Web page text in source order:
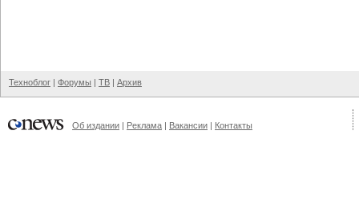
Техноблог | Форумы | ТВ | Архив
Об издании | Реклама | Вакансии | Контакты